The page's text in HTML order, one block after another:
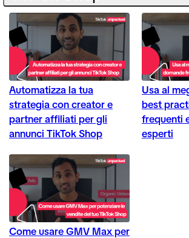
Automatizza la tua
strategia con creator e
partner affiliati per gli
annunci TikTok Shop
Usa al
best
frequenti
esperti
Come usare GMV Max per